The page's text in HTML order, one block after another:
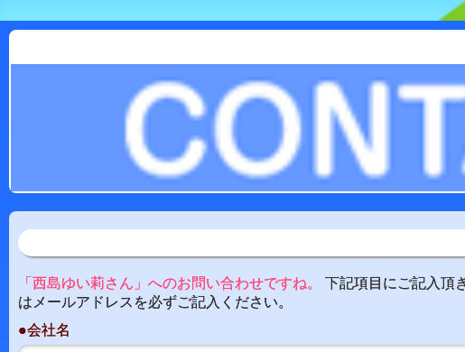
「西島ゆい莉さん」へのお問い合わせですね。
下記項目にご記入頂
はメールアドレスを必ずご記入ください。
●会社名